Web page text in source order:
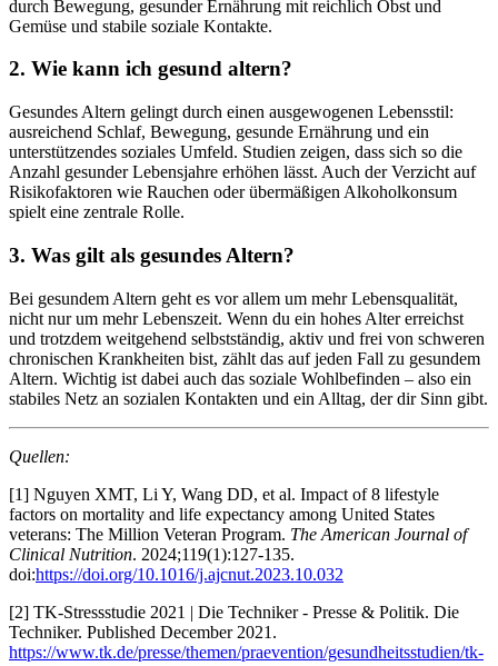
durch Bewegung, gesunder Ernährung mit reichlich Obst und
Gemüse und stabile soziale Kontakte.
2. Wie kann ich gesund altern?
Gesundes Altern gelingt durch einen ausgewogenen Lebensstil:
ausreichend Schlaf, Bewegung, gesunde Ernährung und ein
unterstützendes soziales Umfeld. Studien zeigen, dass sich so die
Anzahl gesunder Lebensjahre erhöhen lässt. Auch der Verzicht auf
Risikofaktoren wie Rauchen oder übermäßigen Alkoholkonsum
spielt eine zentrale Rolle.
3. Was gilt als gesundes Altern?
Bei gesundem Altern geht es vor allem um mehr Lebensqualität,
nicht nur um mehr Lebenszeit. Wenn du ein hohes Alter erreichst
und trotzdem weitgehend selbstständig, aktiv und frei von schweren
chronischen Krankheiten bist, zählt das auf jeden Fall zu gesundem
Altern. Wichtig ist dabei auch das soziale Wohlbefinden – also ein
stabiles Netz an sozialen Kontakten und ein Alltag, der dir Sinn gibt.
Quellen:
[1] Nguyen XMT, Li Y, Wang DD, et al. Impact of 8 lifestyle
factors on mortality and life expectancy among United States
veterans: The Million Veteran Program. The American Journal of
Clinical Nutrition. 2024;119(1):127-135.
doi:https://doi.org/10.1016/j.ajcnut.2023.10.032
[2] TK-Stressstudie 2021 | Die Techniker - Presse & Politik. Die
Techniker. Published December 2021.
https://www.tk.de/presse/themen/praevention/gesundheitsstudien/tk-